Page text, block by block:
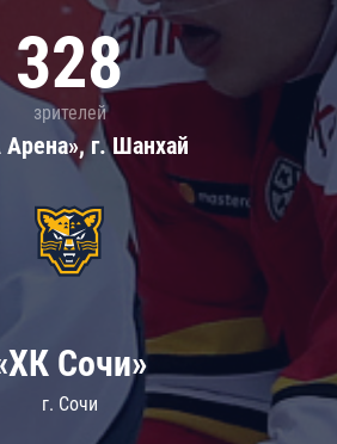
328
зрителей
г. Шанхай
Сочи»
г. Сочи